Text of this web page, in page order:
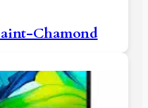
Chamond